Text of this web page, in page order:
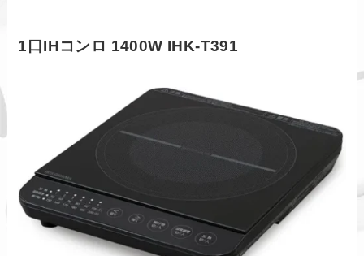
1口IHコンロ 1400W IHK-T391